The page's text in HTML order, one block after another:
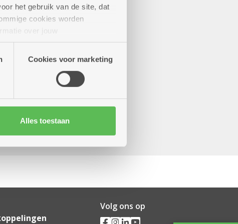
het gebruik van de site, dat
cookies worden
over jouw
kunnen deze gegevens
Cookies voor marketing
Alles toestaan
Volg ons op